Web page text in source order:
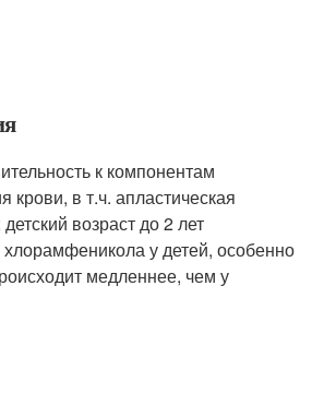
к компонентам
крови, в т.ч. апластическая
возраст до 2 лет
у детей, особенно
медленнее, чем у